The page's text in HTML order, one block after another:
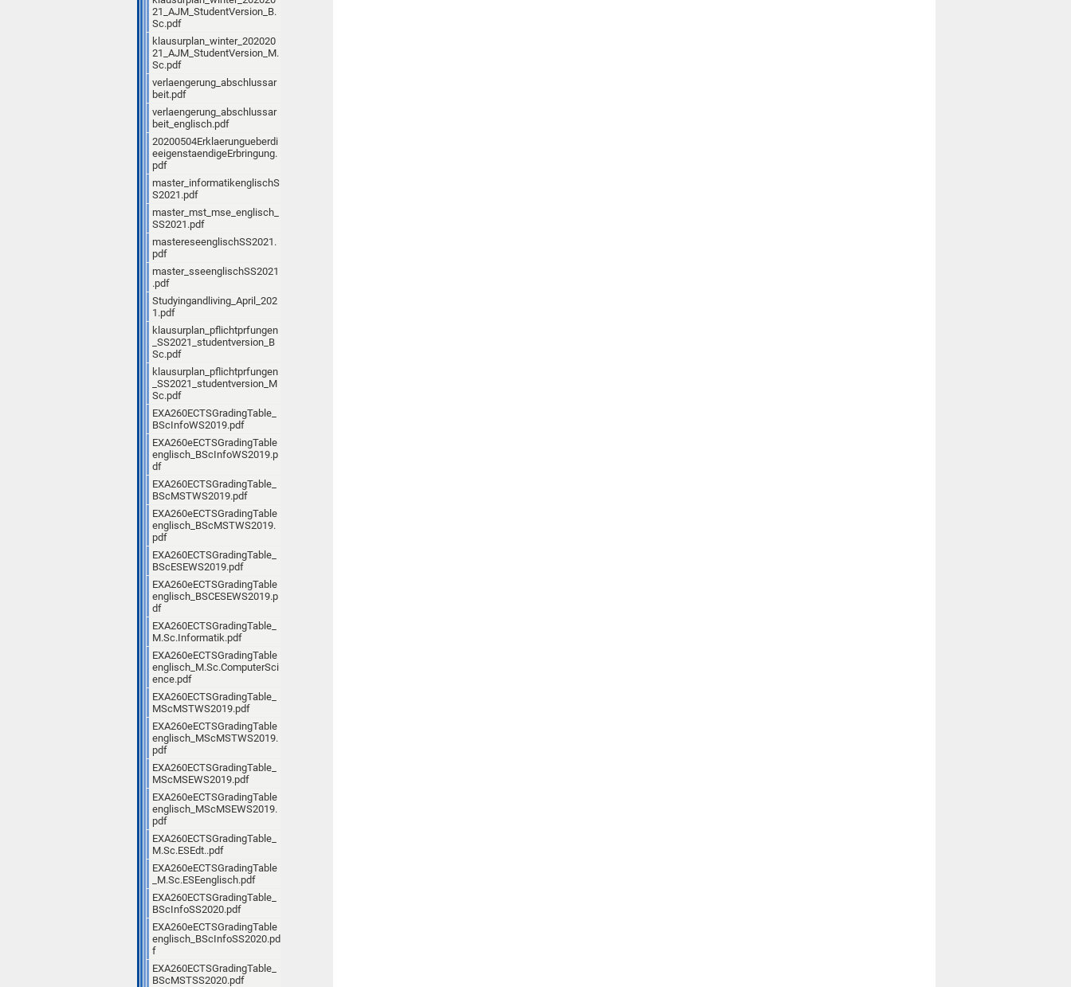
21_AJM_StudentVersion_B.
Sc.pdf
klausurplan_winter_202020
21_AJM_StudentVersion_M.
Sc.pdf
verlaengerung_abschlussar
beit.pdf
verlaengerung_abschlussar
beit_englisch.pdf
20200504Erklaerungueberdi
eeigenstaendigeErbringung.
pdf
master_informatikenglischS
S2021.pdf
master_mst_mse_englisch_
SS2021.pdf
mastereseenglischSS2021.
pdf
master_sseenglischSS2021
.pdf
Studyingandliving_April_202
1.pdf
klausurplan_pflichtprfungen
_SS2021_studentversion_B
Sc.pdf
klausurplan_pflichtprfungen
_SS2021_studentversion_M
Sc.pdf
EXA260ECTSGradingTable_
BScInfoWS2019.pdf
EXA260eECTSGradingTable
englisch_BScInfoWS2019.p
df
EXA260ECTSGradingTable_
BScMSTWS2019.pdf
EXA260eECTSGradingTable
englisch_BScMSTWS2019.
pdf
EXA260ECTSGradingTable_
BScESEWS2019.pdf
EXA260eECTSGradingTable
englisch_BSCESEWS2019.p
df
EXA260ECTSGradingTable_
M.Sc.Informatik.pdf
EXA260eECTSGradingTable
englisch_M.Sc.ComputerSci
ence.pdf
EXA260ECTSGradingTable_
MScMSTWS2019.pdf
EXA260eECTSGradingTable
englisch_MScMSTWS2019.
pdf
EXA260ECTSGradingTable_
MScMSEWS2019.pdf
EXA260eECTSGradingTable
englisch_MScMSEWS2019.
pdf
EXA260ECTSGradingTable_
M.Sc.ESEdt..pdf
EXA260eECTSGradingTable
_M.Sc.ESEenglisch.pdf
EXA260ECTSGradingTable_
BScInfoSS2020.pdf
EXA260eECTSGradingTable
englisch_BScInfoSS2020.pd
f
EXA260ECTSGradingTable_
BScMSTSS2020.pdf